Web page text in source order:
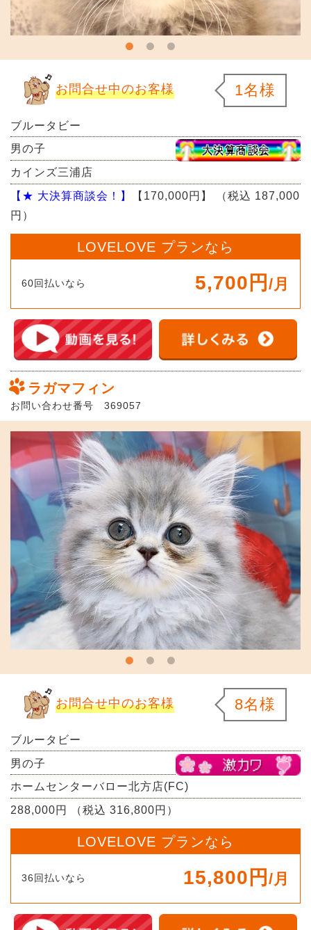
お問合せ中のお客様 1名様
ブルータビー
男の子
カインズ三浦店
【★ 大決算商談会！】
【170,000円】
（税込 187,000
円）
LOVELOVE プランなら
60回払いなら 5,700円 /月
ラガマフィン
お問い合わせ番号 369057
お問合せ中のお客様 8名様
ブルータビー
男の子
ホームセンターバロー北方店(FC)
288,000円 （税込 316,800円）
LOVELOVE プランなら
36回払いなら 15,800円 /月